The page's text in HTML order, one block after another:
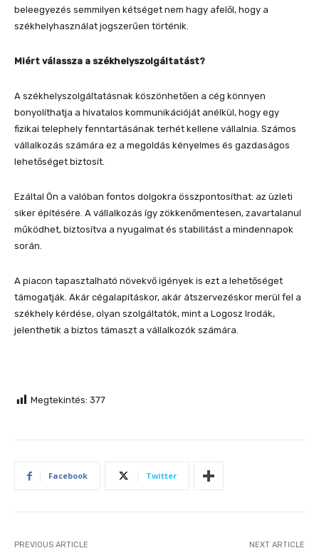
beleegyezés semmilyen kétséget nem hagy afelől, hogy a
székhelyhasználat jogszerűen történik.
Miért válassza a székhelyszolgáltatást?
A székhelyszolgáltatásnak köszönhetően a cég könnyen
bonyolíthatja a hivatalos kommunikációját anélkül, hogy egy
fizikai telephely fenntartásának terhét kellene vállalnia. Számos
vállalkozás számára ez a megoldás kényelmes és gazdaságos
lehetőséget biztosít.
Ezáltal Ön a valóban fontos dolgokra összpontosíthat: az üzleti
siker építésére. A vállalkozás így zökkenőmentesen, zavartalanul
működhet, biztosítva a nyugalmat és stabilitást a mindennapok
során.
A piacon tapasztalható növekvő igények is ezt a lehetőséget
támogatják. Akár cégalapításkor, akár átszervezéskor merül fel a
székhely kérdése, olyan szolgáltatók, mint a Logosz Irodák,
jelenthetik a biztos támaszt a vállalkozók számára.
Megtekintés: 377
Facebook Twitter
PREVIOUS ARTICLE NEXT ARTICLE